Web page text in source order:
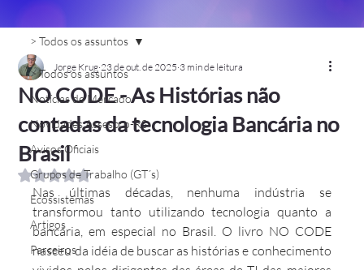
> Todos os assuntos
Notícias de Mercado
Novidades Assespro-RS
Avisos Oficiais
Grupos de Trabalho (GT´s)
Ecossistemas
Artigos
Parceiros
> Todos os assuntos
NO CODE - As Histórias não
contadas da tecnologia Bancária no
Brasil
Jorge Krug 23 de out. de 2025 3 min de leitura
Avaliado com NaN de 5 estrelas.
Nas últimas décadas, nenhuma indústria se
transformou tanto utilizando tecnologia quanto a
bancária, em especial no Brasil. O livro NO CODE
nasceu da idéia de buscar as histórias e conhecimento